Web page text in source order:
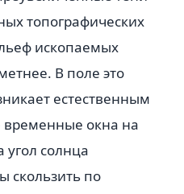
топографических
ископаемых
В поле это
естественным
временные окна на
угол солнца
скользить по